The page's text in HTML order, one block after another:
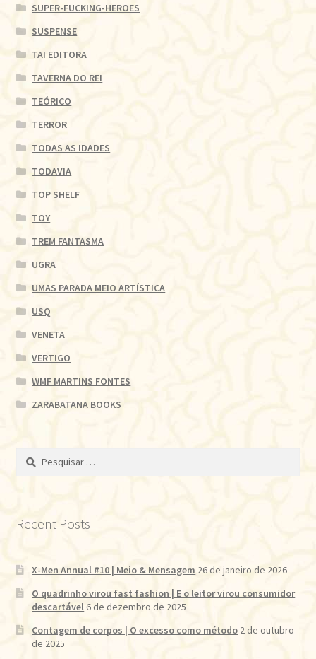
SUPER-FUCKING-HEROES
SUSPENSE
TAI EDITORA
TAVERNA DO REI
TEÓRICO
TERROR
TODAS AS IDADES
TODAVIA
TOP SHELF
TOY
TREM FANTASMA
UGRA
UMAS PARADA MEIO ARTÍSTICA
USQ
VENETA
VERTIGO
WMF MARTINS FONTES
ZARABATANA BOOKS
Pesquisar
Recent Posts
X-Men Annual #10 | Meio & Mensagem 26 de janeiro de 2026
O quadrinho virou fast fashion | E o leitor virou consumidor
descartável 6 de dezembro de 2025
Contagem de corpos | O excesso como método 2 de outubro
de 2025